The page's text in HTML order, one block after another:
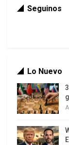
millones de
pobreza
todavía
2030. Por
centro de
bienestar
Seguinos
Lo Nuevo